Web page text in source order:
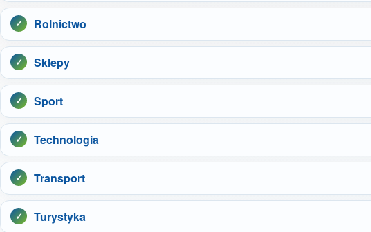
Rolnictwo
Sklepy
Sport
Technologia
Transport
Turystyka